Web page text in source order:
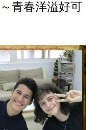
～青春洋溢好可